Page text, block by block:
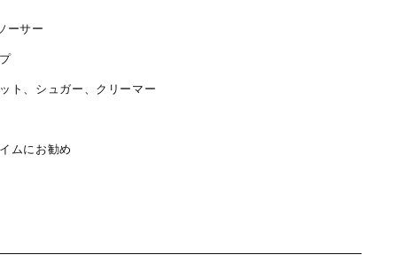
ーサー
ト、シュガー、クリーマー
ムにお勧め